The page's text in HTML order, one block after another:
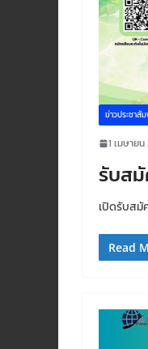
ข่าวประชาสั
1 เมษาย
รับสมั
เปิดรับสมั
Read